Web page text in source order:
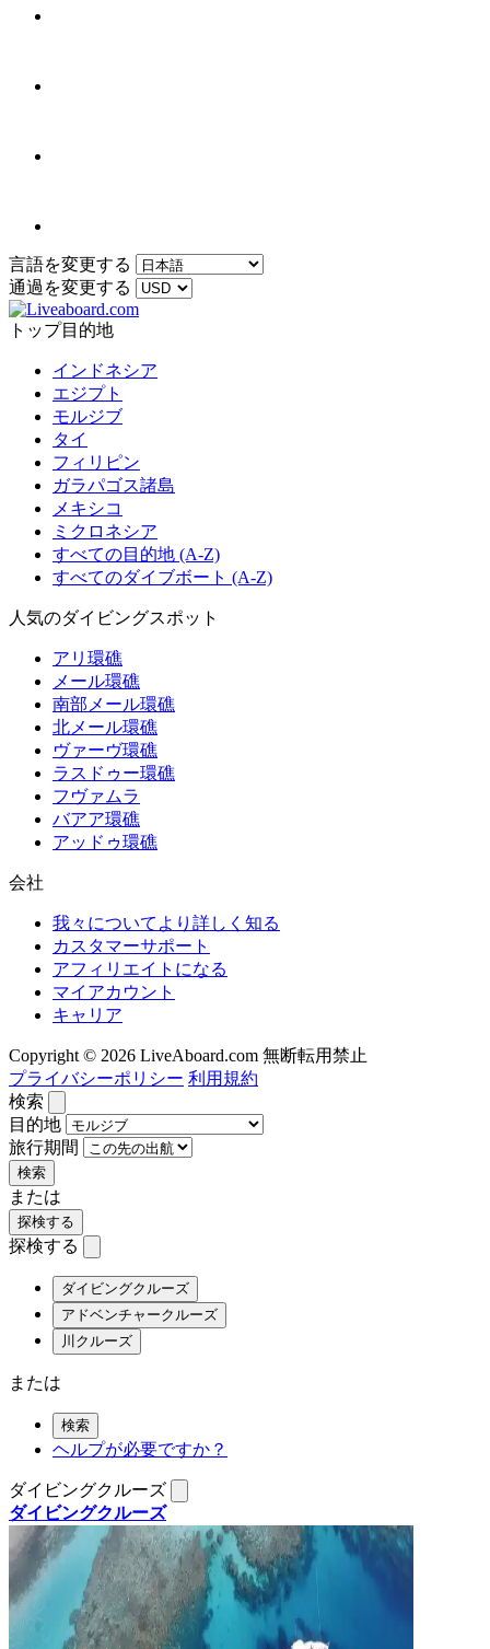
言語を変更する
通過を変更する
トップ目的地
インドネシア
エジプト
モルジブ
タイ
フィリピン
ガラパゴス諸島
メキシコ
ミクロネシア
すべての目的地 (A-Z)
すべてのダイブボート (A-Z)
人気のダイビングスポット
アリ環礁
メール環礁
南部メール環礁
北メール環礁
ヴァーヴ環礁
ラスドゥー環礁
フヴァムラ
バアア環礁
アッドゥ環礁
会社
我々についてより詳しく知る
カスタマーサポート
アフィリエイトになる
マイアカウント
キャリア
Copyright © 2026 LiveAboard.com 無断転用禁止
プライバシーポリシー 利用規約
検索
目的地
旅行期間
検索
または
探検する
探検する
ダイビングクルーズ
アドベンチャークルーズ
川クルーズ
または
検索
ヘルプが必要ですか？
ダイビングクルーズ
ダイビングクルーズ